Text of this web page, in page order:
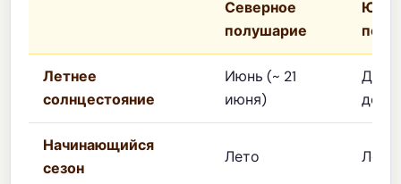
Северное
полушарие
Летнее
солнцестояние
Июнь (~ 21
июня)
дек)
Начинающийся
сезон
Лето Лето